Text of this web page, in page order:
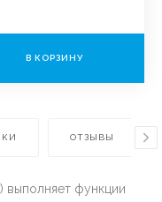
В КОРЗИНУ
ОТЗЫВЫ
выполняет функции